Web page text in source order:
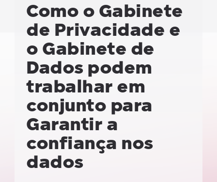
Como o Gabinete
de Privacidade e
o Gabinete de
Dados podem
trabalhar em
conjunto para
Garantir a
confiança nos
dados